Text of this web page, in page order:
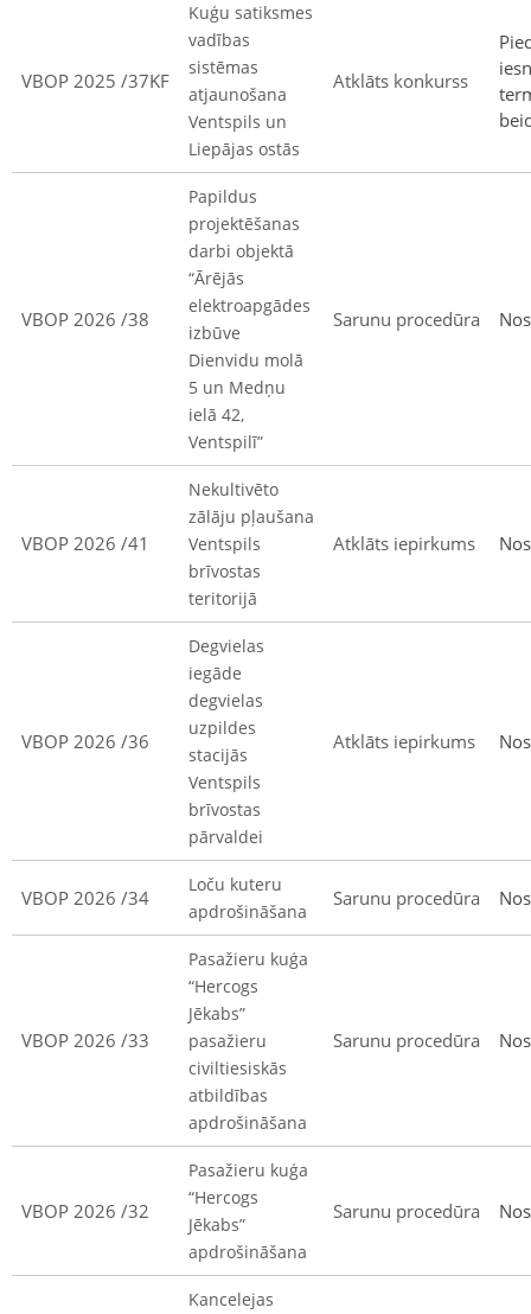
VBOP 2025 /37KF
Kuģu satiksmes
vadības
sistēmas
atjaunošana
Ventspils un
Liepājas ostās
Atklāts konkurss
VBOP 2026 /38
Papildus
projektēšanas
darbi objektā
“Ārējās
elektroapgādes
izbūve
Dienvidu molā
5 un Medņu
ielā 42,
Ventspilī”
Sarunu procedūra
VBOP 2026 /41
Nekultivēto
zālāju pļaušana
Ventspils
brīvostas
teritorijā
Atklāts iepirkums
VBOP 2026 /36
Degvielas
iegāde
degvielas
uzpildes
stacijās
Ventspils
brīvostas
pārvaldei
Atklāts iepirkums
VBOP 2026 /34
Loču kuteru
apdrošināšana
Sarunu procedūra
VBOP 2026 /33
Pasažieru kuģa
“Hercogs
Jēkabs”
pasažieru
civiltiesiskās
atbildības
apdrošināšana
Sarunu procedūra
VBOP 2026 /32
Pasažieru kuģa
“Hercogs
Jēkabs”
apdrošināšana
Sarunu procedūra
Kancelejas